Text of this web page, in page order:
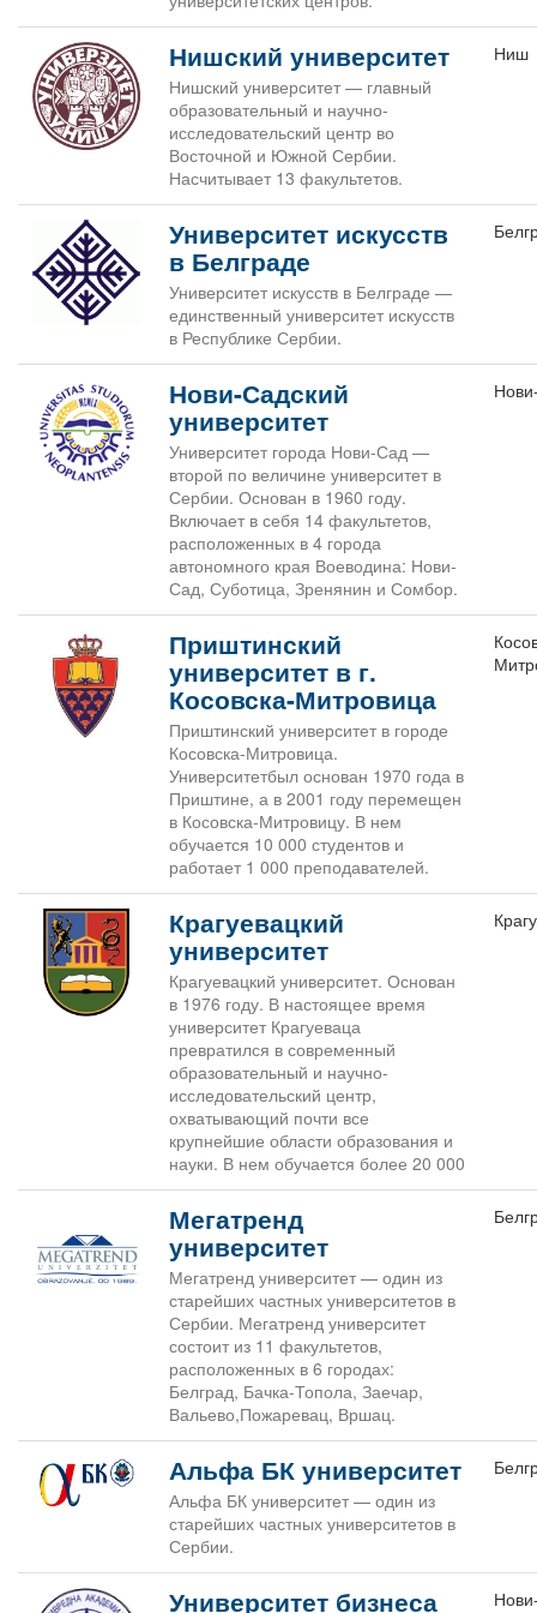
Нишский университет
Нишский университет — главный
образовательный и научно-
исследовательский центр во
Восточной и Южной Сербии.
Насчитывает 13 факультетов.
Ниш
Университет искусств
в Белграде
Университет искусств в Белграде —
единственный университет искусств
в Республике Сербии.
Нови-Садский
университет
Университет города Нови-Сад —
второй по величине университет в
Сербии. Основан в 1960 году.
Включает в себя 14 факультетов,
расположенных в 4 города
автономного края Воеводина: Нови-
Сад, Суботица, Зренянин и Сомбор.
Приштинский
университет в г.
Косовска-Митровица
Приштинский университет в городе
Косовска-Митровица.
Университетбыл основан 1970 года в
Приштине, а в 2001 году перемещен
в Косовска-Митровицу. В нем
обучается 10 000 студентов и
работает 1 000 преподавателей.
Крагуевацкий
университет
Крагуевацкий университет. Основан
в 1976 году. В настоящее время
университет Крагуеваца
превратился в современный
образовательный и научно-
исследовательский центр,
охватывающий почти все
крупнейшие области образования и
науки. В нем обучается более 20 000
Мегатренд
университет
Мегатренд университет — один из
старейших частных университетов в
Сербии. Мегатренд университет
состоит из 11 факультетов,
расположенных в 6 городах:
Белград, Бачка-Топола, Заечар,
Вальево,Пожаревац, Вршац.
Альфа БК университет
Альфа БК университет — один из
старейших частных университетов в
Сербии.
Университет бизнеса